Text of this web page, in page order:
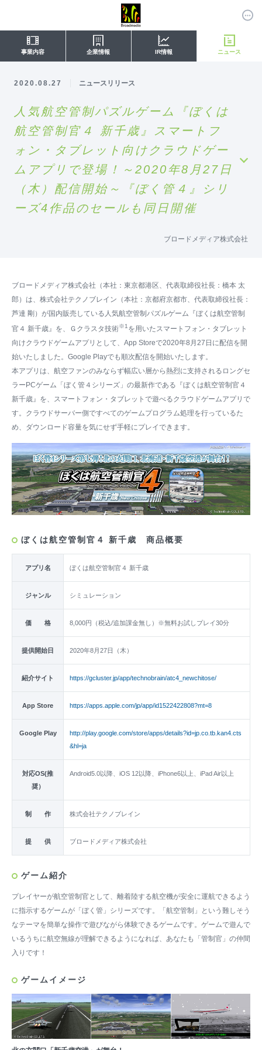
事業内容 企業情報 IR情報 ニュース
2020.08.27 ニュースリリース
人気航空管制パズルゲーム『ぼくは
航空管制官４ 新千歳』スマートフ
ォン・タブレット向けクラウドゲー
ムアプリで登場！～2020年8月27日
（木）配信開始～『ぼく管４』シリ
ーズ4作品のセールも同日開催
ブロードメディア株式会社
ブロードメディア株式会社（本社：東京都港区、代表取締役社長：橋本 太
郎）は、株式会社テクノブレイン（本社：京都府京都市、代表取締役社長：
芦達 剛）が国内販売している人気航空管制パズルゲーム『ぼくは航空管制
官４ 新千歳』を、Ｇクラスタ技術※1 を用いたスマートフォン・タブレット
向けクラウドゲームアプリとして、App Storeで2020年8月27日に配信を開
始いたしました。Google Playでも順次配信を開始いたします。
本アプリは、航空ファンのみならず幅広い層から熱烈に支持されるロングセ
ラーPCゲーム「ぼく管４シリーズ」の最新作である『ぼくは航空管制官４
新千歳』を、スマートフォン・タブレットで遊べるクラウドゲームアプリで
す。クラウドサーバー側ですべてのゲームプログラム処理を行っているた
め、ダウンロード容量を気にせず手軽にプレイできます。
ぼくは航空管制官４ 新千歳 商品概要
アプリ名 ぼくは航空管制官４ 新千歳
ジャンル シミュレーション
価 格 8,000円（税込/追加課金無し）※無料お試しプレイ30分
提供開始日 2020年8月27日（木）
紹介サイト https://gcluster.jp/app/technobrain/atc4_newchitose/
App Store https://apps.apple.com/jp/app/id1522422808?mt=8
Google Play
http://play.google.com/store/apps/details?id=jp.co.tb.kan4.cts
&hl=ja
対応OS(推
奨）
Android5.0以降、iOS 12以降、iPhone6以上、iPad Air以上
制 作 株式会社テクノブレイン
提 供 ブロードメディア株式会社
ゲーム紹介
プレイヤーが航空管制官として、離着陸する航空機が安全に運航できるよう
に指示するゲームが「ぼく管」シリーズです。「航空管制」という難しそう
なテーマを簡単な操作で遊びながら体験できるゲームです。ゲームで遊んで
いるうちに航空無線が理解できるようになれば、あなたも「管制官」の仲間
入りです！
ゲームイメージ